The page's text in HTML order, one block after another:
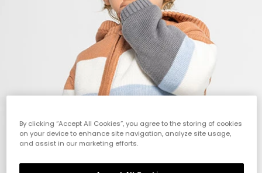
By clicking “Accept All Cookies”, you agree to the storing of cookies
on your device to enhance site navigation, analyze site usage,
and assist in our marketing efforts.